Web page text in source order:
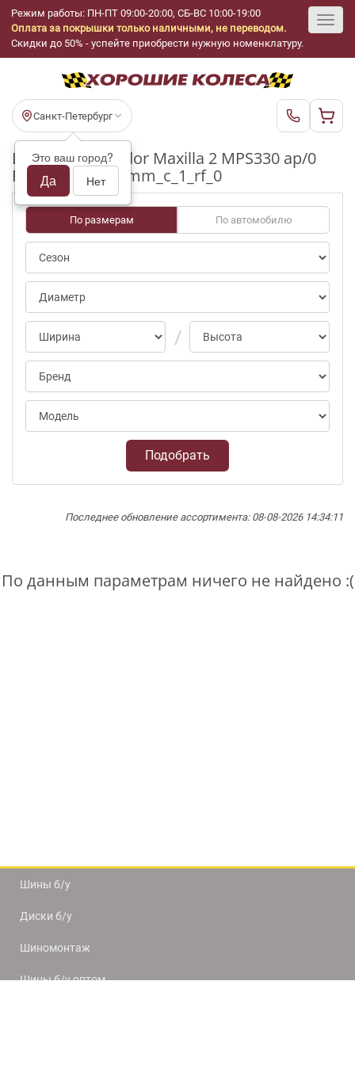
Режим работы: ПН-ПТ 09:00-20:00, СБ-ВС 10:00-19:00
Оплата за покрышки только наличными, не переводом.
Скидки до 50% - успейте приобрести нужную номенклатуру.
Санкт-Петербург
Это ваш город?
Да Нет
Шины бу Matador Maxilla 2 MPS330 ap/0
R15_215_70_3-4mm_c_1_rf_0
По размерам По автомобилю
Подобрать
Последнее обновление ассортимента: 08-08-2026 14:34:11
По данным параметрам ничего не найдено :(
Шины б/у
Диски б/у
Шиномонтаж
Шины б/у оптом